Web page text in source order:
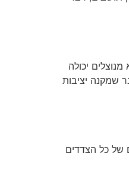
יכולה
שמקנה יציבות
של כל הצדדים